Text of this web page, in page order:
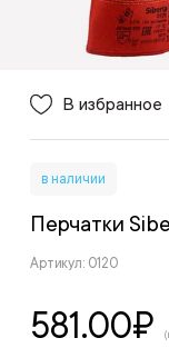
В избранное
в наличии
Перчатки
Артикул: 0120
581.00₽